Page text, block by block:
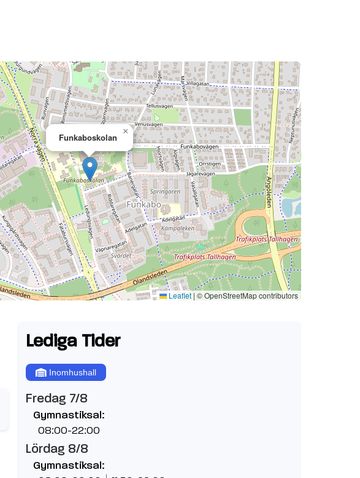
Funkaboskolan
×
Leaflet | © OpenStreetMap contributors
Lediga Tider
Inomhushall
Fredag 7/8
Gymnastiksal:
08:00-22:00
Lördag 8/8
Gymnastiksal: